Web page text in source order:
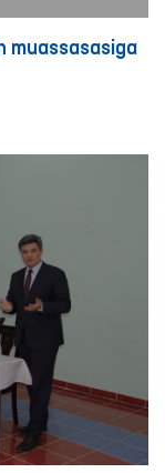
muassasasiga